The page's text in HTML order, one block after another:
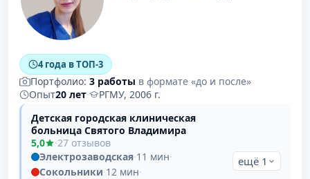
4 года в ТОП-3
Портфолио: 3 работы в формате «до и после»
Опыт20 лет·
РГМУ, 2006 г.
Детская городская клиническая
больница Святого Владимира
5,0
·27 отзывов
Электрозаводская·11 мин·
Сокольники·12 мин·
ещё 1